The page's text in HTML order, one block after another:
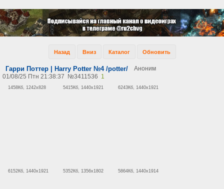
Назад Вниз Каталог Обновить
Гарри Поттер | Harry Potter №4 /potter/
Аноним
01/08/25 Птн 21:38:37
№3411536 1
1458Кб, 1242x828 5415Кб, 1440x1921 6243Кб, 1440x1921
6152Кб, 1440x1921 5352Кб, 1356x1802 5864Кб, 1440x1914